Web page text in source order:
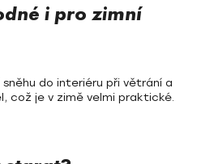
i pro zimní
do interiéru při větrání a
což je v zimě velmi praktické.